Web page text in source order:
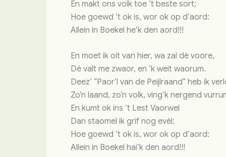
En makt ons volk toe ’t beste sort;
Hoe goewd ’t ok is, wor ok op d’aord:
Allein in Boekel he’k den aord!!!
En moet ik oit van hier, wa zal dè voore,
Dé valt me zwaor, en ’k weit waorum.
Deez’ “Paor’l van de Peijlraand” heb ik
Zo’n laand, zo’n volk, ving’k nergend
En kumt ok ins ’t Lest Vaorwel
Dan staomel ik grif nog evèl:
Hoe goewd ’t ok is, wor ok op d’aord:
Allein in Boekel hai’k den aord!!!